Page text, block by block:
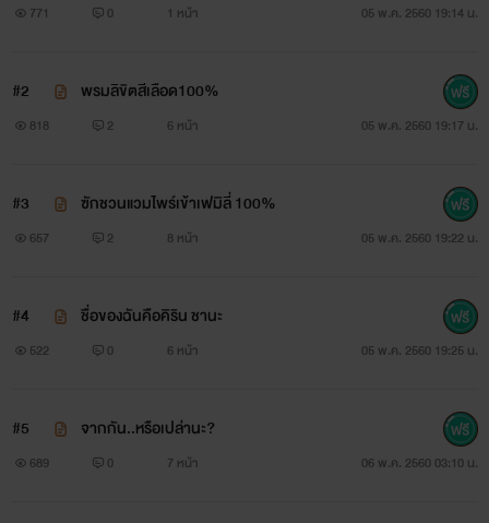
''ฉันไม่สนว่าเธอจะเป็นอะไร....ฉันสนแต่เพียงเรื่องที่ฉันรัก
ฉันเถอะนะ..ซายะ..''
771 0 1 หน้า 05 พ.ค. 2560 19:14 น.
#2 พรมลิขิตสีเลือด100%
818 2 6 หน้า 05 พ.ค. 2560 19:17 น.
#3 ฃักชวนแวมไพร์เข้าเฟมิลี่ 100%
657 2 8 หน้า 05 พ.ค. 2560 19:22 น.
#4 ชื่อของฉันคือคิริน ชานะ
522 0 6 หน้า 05 พ.ค. 2560 19:25 น.
#5 จากกัน..หรือเปล่านะ?
689 0 7 หน้า 06 พ.ค. 2560 03:10 น.